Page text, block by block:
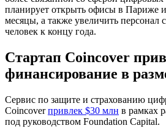
планирует открыть офисы в Париже
месяцы, а также увеличить персонал
человек к концу года.
Стартап Coincover
финансирование в
Сервис по защите и страхованию
Coincoverпривлек $30 млн в рамках
под руководством Foundation Capital.